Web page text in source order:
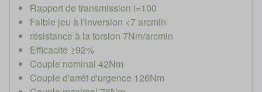
Rapport de transmission i=100
Faible jeu à l'inversion <7 arcmin
résistance à la torsion 7Nm/arcmin
Efficacité ≥92%
Couple nominal 42Nm
Couple d'arrêt d'urgence 126Nm